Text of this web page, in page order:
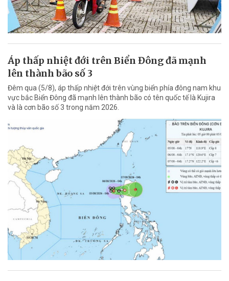
Áp thấp nhiệt đới trên Biển Đông đã mạnh
lên thành bão số 3
Đêm qua (5/8), áp thấp nhiệt đới trên vùng biển phía đông nam khu
vực bắc Biển Đông đã mạnh lên thành bão có tên quốc tế là Kujira
và là cơn bão số 3 trong năm 2026.